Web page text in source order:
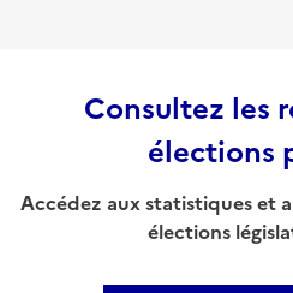
Consultez les
élections
Accédez aux statistiques et
élections